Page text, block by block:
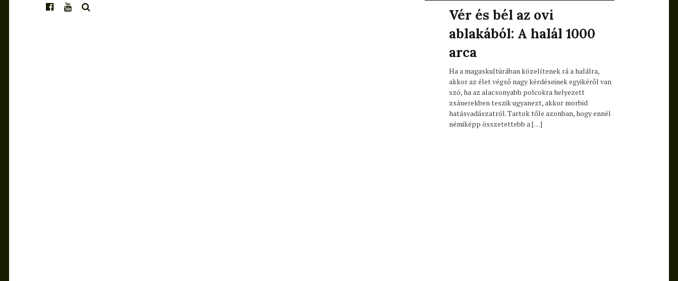
KERESÉS
Vér és bél az ovi
ablakából: A halál 1000
arca
Ha a magaskultúrában közelítenek rá a halálra,
akkor az élet végső nagy kérdéseinek egyikéről van
szó, ha az alacsonyabb polcokra helyezett
zsánerekben teszik ugyanezt, akkor morbid
hatásvadászatról. Tartok tőle azonban, hogy ennél
némiképp összetettebb a […]